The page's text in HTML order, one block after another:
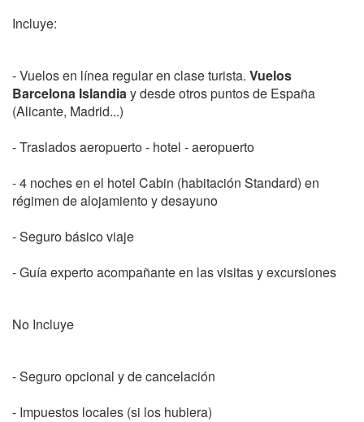
Incluye:
- Vuelos en línea regular en clase turista. Vuelos
Barcelona Islandiay desde otros puntos de España
(Alicante, Madrid...)
- Traslados aeropuerto - hotel - aeropuerto
- 4 noches en el hotel Cabin (habitación Standard) en
régimen de alojamiento y desayuno
- Seguro básico viaje
- Guía experto acompañante en las visitas y excursiones
No Incluye
- Seguro opcional y de cancelación
- Impuestos locales (si los hubiera)